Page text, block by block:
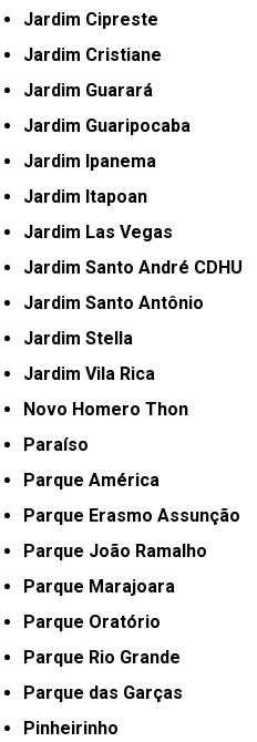
Jardim Cipreste
Jardim Cristiane
Jardim Guarará
Jardim Guaripocaba
Jardim Ipanema
Jardim Itapoan
Jardim Las Vegas
Jardim Santo André CDHU
Jardim Santo Antônio
Jardim Stella
Jardim Vila Rica
Novo Homero Thon
Paraíso
Parque América
Parque Erasmo Assunção
Parque João Ramalho
Parque Marajoara
Parque Oratório
Parque Rio Grande
Parque das Garças
Pinheirinho